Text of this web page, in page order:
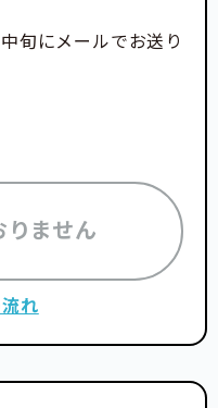
旬にメールでお送り
りません
れ